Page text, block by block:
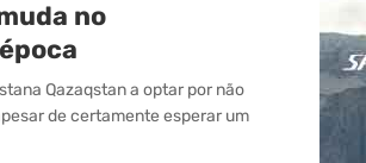
no
Qazaqstan a optar por não
de certamente esperar um